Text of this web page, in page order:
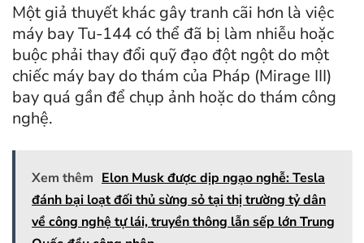
Một giả thuyết khác gây tranh cãi hơn là việc
máy bay Tu-144 có thể đã bị làm nhiễu hoặc
buộc phải thay đổi quỹ đạo đột ngột do một
chiếc máy bay do thám của Pháp (Mirage III)
bay quá gần để chụp ảnh hoặc do thám công
nghệ.
Xem thêm Elon Musk được dịp ngạo nghễ: Tesla
đánh bại loạt đối thủ sừng sỏ tại thị trường tỷ dân
về công nghệ tự lái, truyền thông lẫn sếp lớn Trung